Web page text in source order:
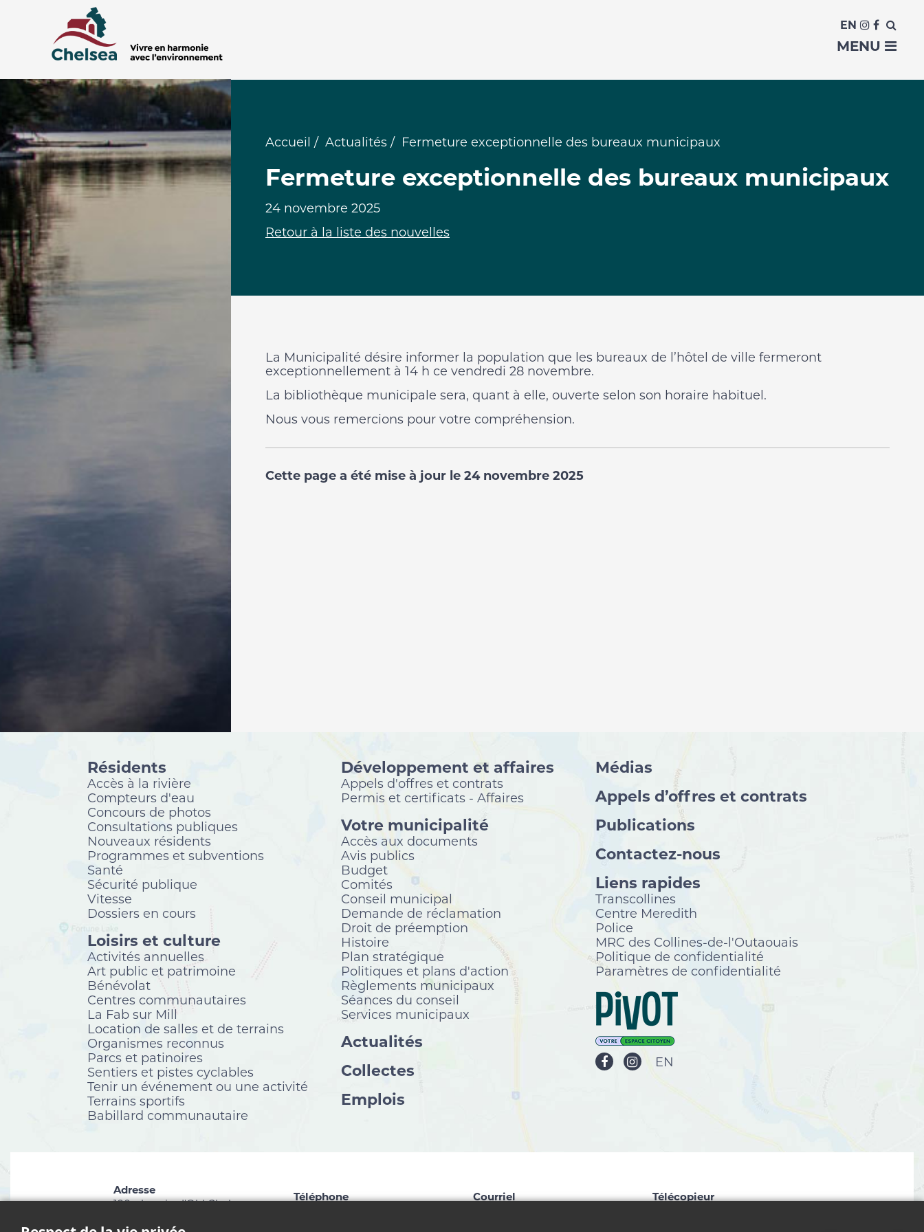
EN
MENU
Accueil Actualités Fermeture exceptionnelle des bureaux municipaux
Fermeture exceptionnelle des bureaux municipaux
24 novembre 2025
Retour à la liste des nouvelles
La Municipalité désire informer la population que les bureaux de l’hôtel de ville fermeront
exceptionnellement à 14 h ce vendredi 28 novembre.
La bibliothèque municipale sera, quant à elle, ouverte selon son horaire habituel.
Nous vous remercions pour votre compréhension.
Cette page a été mise à jour le 24 novembre 2025
Résidents
Accès à la rivière
Compteurs d'eau
Concours de photos
Consultations publiques
Nouveaux résidents
Programmes et subventions
Santé
Sécurité publique
Vitesse
Dossiers en cours
Loisirs et culture
Activités annuelles
Art public et patrimoine
Bénévolat
Centres communautaires
La Fab sur Mill
Location de salles et de terrains
Organismes reconnus
Parcs et patinoires
Sentiers et pistes cyclables
Tenir un événement ou une activité
Terrains sportifs
Babillard communautaire
Développement et affaires
Appels d'offres et contrats
Permis et certificats - Affaires
Votre municipalité
Accès aux documents
Avis publics
Budget
Comités
Conseil municipal
Demande de réclamation
Droit de préemption
Histoire
Plan stratégique
Politiques et plans d'action
Règlements municipaux
Séances du conseil
Services municipaux
Actualités
Collectes
Emplois
Médias
Appels d’offres et contrats
Publications
Contactez-nous
Liens rapides
Transcollines
Centre Meredith
Police
MRC des Collines-de-l'Outaouais
Politique de confidentialité
Paramètres de confidentialité
EN
Adresse
100, chemin d'Old Chelsea
Téléphone
Courriel
Télécopieur